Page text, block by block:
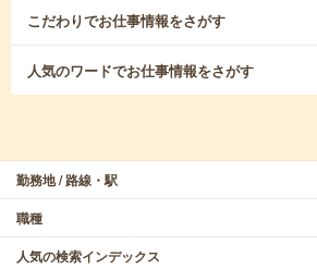
こだわりでお仕事情報をさがす
人気のワードでお仕事情報をさがす
勤務地 / 路線・駅
職種
人気の検索インデックス